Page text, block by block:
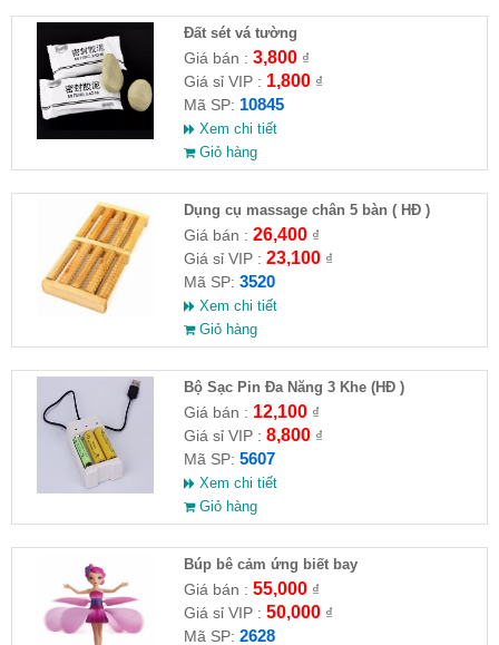
Đất sét vá tường
Giá bán : 3,800₫
Giá sỉ VIP : 1,800₫
Mã SP: 10845
Xem chi tiết
Giỏ hàng
Dụng cụ massage chân 5 bàn ( HĐ )
Giá bán : 26,400₫
Giá sỉ VIP : 23,100₫
Mã SP: 3520
Xem chi tiết
Giỏ hàng
Bộ Sạc Pin Đa Năng 3 Khe (HĐ )
Giá bán : 12,100₫
Giá sỉ VIP : 8,800₫
Mã SP: 5607
Xem chi tiết
Giỏ hàng
​Búp bê cảm ứng biết bay
Giá bán : 55,000₫
Giá sỉ VIP : 50,000₫
Mã SP: 2628